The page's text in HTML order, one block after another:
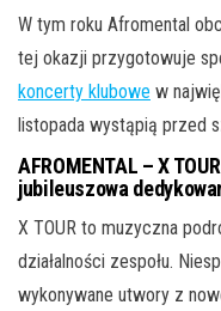
W tym roku Afromental
tej okazji przygotowuje
koncerty klubowe w
listopada wystąpią przed
AFROMENTAL – X
jubileuszowa
X TOUR to muzyczna
działalności zespołu.
wykonywane utwory z